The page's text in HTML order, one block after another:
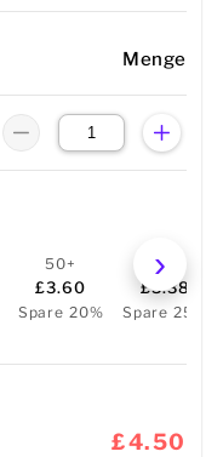
Menge
50+
£3.60
Spare 20%
100+
£3.38
Spare 25%
£4.50